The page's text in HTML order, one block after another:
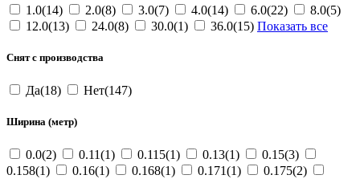
1.0(14) 2.0(8) 3.0(7) 4.0(14) 6.0(22)
8.0(5)
12.0(13)
24.0(8) 30.0(1) 36.0(15) Показать все
Снят с производства
Да(18) Нет(147)
Ширина (метр)
0.0(2) 0.11(1) 0.115(1) 0.13(1)
0.15(3)
0.158(1)
0.16(1) 0.168(1) 0.171(1)
0.175(2)